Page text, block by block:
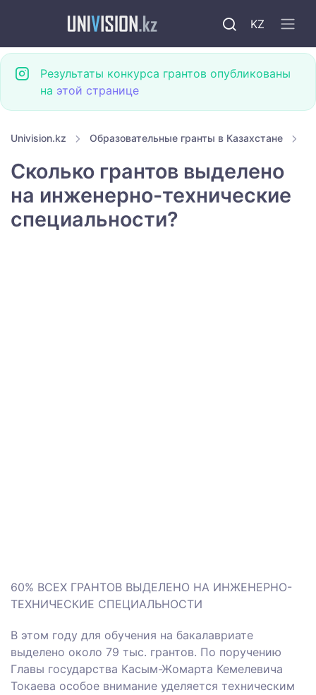
KZ
Результаты конкурса грантов опубликованы
на этой странице
Univision.kz Образовательные гранты в Казахстане
Сколько грантов выделено
на инженерно-технические
специальности?
60% ВСЕХ ГРАНТОВ ВЫДЕЛЕНО НА ИНЖЕНЕРНО-
ТЕХНИЧЕСКИЕ СПЕЦИАЛЬНОСТИ
В этом году для обучения на бакалавриате
выделено около 79 тыс. грантов. По поручению
Главы государства Касым-Жомарта Кемелевича
Токаева особое внимание уделяется техническим